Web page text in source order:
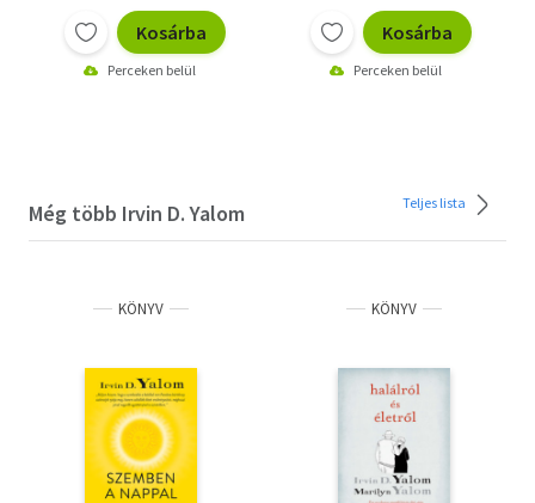
Kosárba
Perceken belül
Kosárba
Perceken belül
Még több Irvin D. Yalom Teljes lista
KÖNYV KÖNYV